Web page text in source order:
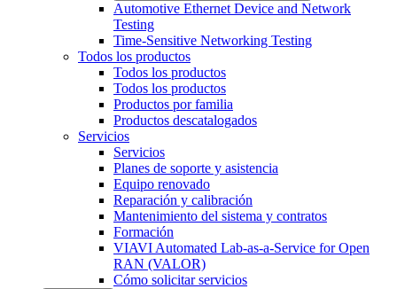
Automotive Ethernet Device and Network
Testing
Time-Sensitive Networking Testing
Todos los productos
Todos los productos
Todos los productos
Productos por familia
Productos descatalogados
Servicios
Servicios
Planes de soporte y asistencia
Equipo renovado
Reparación y calibración
Mantenimiento del sistema y contratos
Formación
VIAVI Automated Lab-as-a-Service for Open
RAN (VALOR)
Cómo solicitar servicios